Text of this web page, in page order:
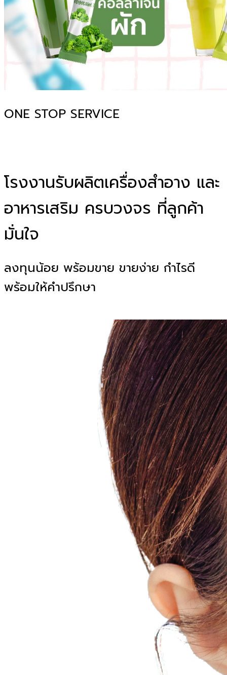
ONE STOP SERVICE
โรงงานรับผลิตเครื่องสำอาง และ
อาหารเสริม ครบวงจร ที่ลูกค้า
มั่นใจ
ลงทุนน้อย พร้อมขาย ขายง่าย กำไรดี
พร้อมให้คำปรึกษา